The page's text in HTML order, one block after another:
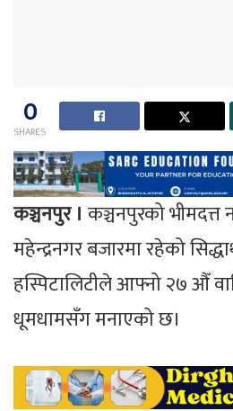
0
SHARES
कञ्चनपुर । कञ्चनपुरको भीमदत्त
महेन्द्रनगर बजारमा रहेको
हस्पिटालिटीले आफ्नो २७ औँ
धूमधामसँग मनाएको छ।